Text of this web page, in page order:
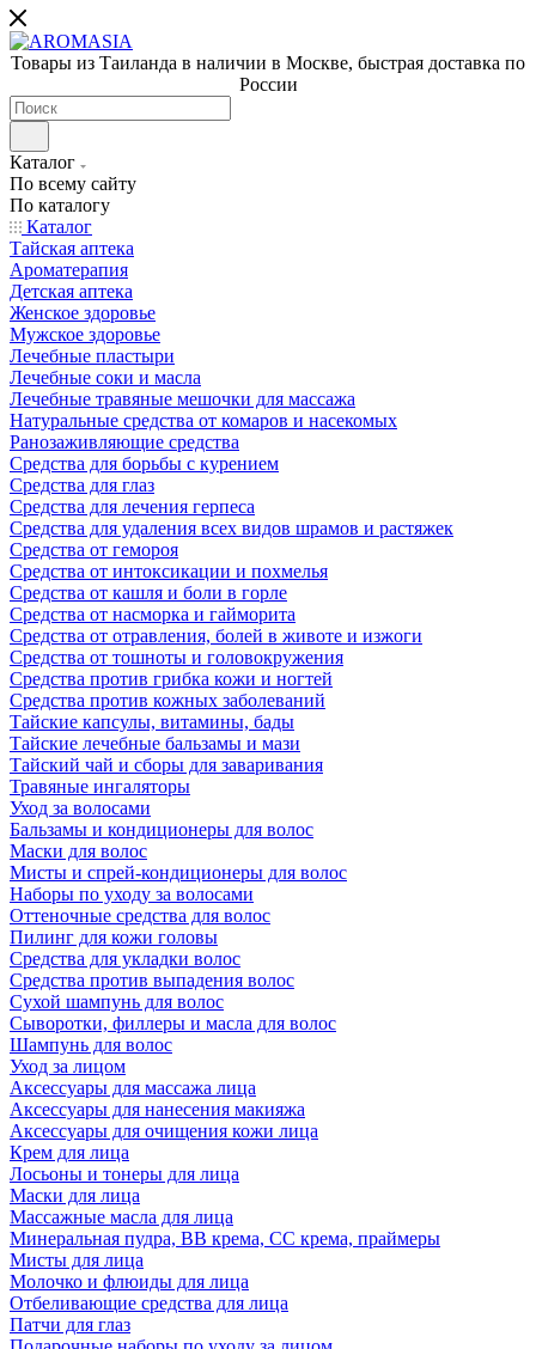
Товары из Таиланда в наличии в Москве, быстрая доставка по
России
Каталог
По всему сайту
По каталогу
Каталог
Тайская аптека
Ароматерапия
Детская аптека
Женское здоровье
Мужское здоровье
Лечебные пластыри
Лечебные соки и масла
Лечебные травяные мешочки для массажа
Натуральные средства от комаров и насекомых
Ранозаживляющие средства
Средства для борьбы с курением
Средства для глаз
Средства для лечения герпеса
Средства для удаления всех видов шрамов и растяжек
Средства от гемороя
Средства от интоксикации и похмелья
Средства от кашля и боли в горле
Средства от насморка и гайморита
Средства от отравления, болей в животе и изжоги
Средства от тошноты и головокружения
Средства против грибка кожи и ногтей
Средства против кожных заболеваний
Тайские капсулы, витамины, бады
Тайские лечебные бальзамы и мази
Тайский чай и сборы для заваривания
Травяные ингаляторы
Уход за волосами
Бальзамы и кондиционеры для волос
Маски для волос
Мисты и спрей-кондиционеры для волос
Наборы по уходу за волосами
Оттеночные средства для волос
Пилинг для кожи головы
Средства для укладки волос
Средства против выпадения волос
Сухой шампунь для волос
Сыворотки, филлеры и масла для волос
Шампунь для волос
Уход за лицом
Аксессуары для массажа лица
Аксессуары для нанесения макияжа
Аксессуары для очищения кожи лица
Крем для лица
Лосьоны и тонеры для лица
Маски для лица
Массажные масла для лица
Минеральная пудра, BB крема, СС крема, праймеры
Мисты для лица
Молочко и флюиды для лица
Отбеливающие средства для лица
Патчи для глаз